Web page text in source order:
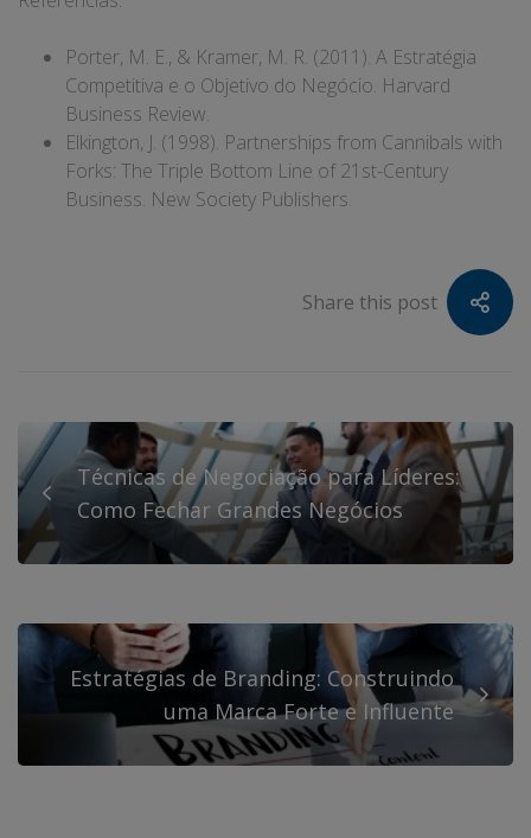
Porter, M. E., & Kramer, M. R. (2011). A Estratégia
Competitiva e o Objetivo do Negócio. Harvard
Business Review.
Elkington, J. (1998). Partnerships from Cannibals with
Forks: The Triple Bottom Line of 21st-Century
Business. New Society Publishers.
Share this post
Técnicas de Negociação para Líderes:
Como Fechar Grandes Negócios
Estratégias de Branding: Construindo
uma Marca Forte e Influente